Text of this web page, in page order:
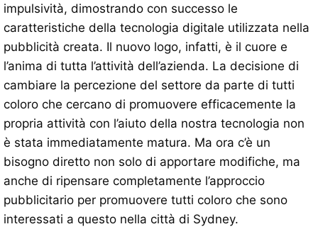
impulsività, dimostrando con successo le
caratteristiche della tecnologia digitale utilizzata nella
pubblicità creata. Il nuovo logo, infatti, è il cuore e
l’anima di tutta l’attività dell’azienda. La decisione di
cambiare la percezione del settore da parte di tutti
coloro che cercano di promuovere efficacemente la
propria attività con l’aiuto della nostra tecnologia non
è stata immediatamente matura. Ma ora c’è un
bisogno diretto non solo di apportare modifiche, ma
anche di ripensare completamente l’approccio
pubblicitario per promuovere tutti coloro che sono
interessati a questo nella città di Sydney.